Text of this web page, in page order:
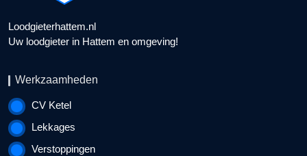
Loodgieterhattem.nl
Uw loodgieter in Hattem en omgeving!
Werkzaamheden
CV Ketel
Lekkages
Verstoppingen